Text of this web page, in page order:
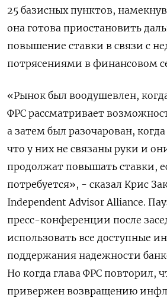
25 базисных пунктов,
она готова приостановить
повышение ставки в связи с
потрясениями в финансовом
«Рынок был воодушевлен,
ФРС рассматривает
а затем был разочарован,
что у них не связаны руки и
продолжат повышать ставки,
потребуется», - сказал Крис
Independent Advisor Alliance.
пресс-конференции после
использовать все доступные
поддержания надежности
Но когда глава ФРС повторил,
привержен возвращению